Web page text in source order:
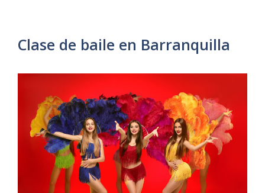
Clase de baile en Barranquilla